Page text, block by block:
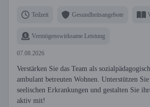
Teilzeit Gesundheitsangebote
Vermögenswirksame Leistung
07.08.2026
Verstärken Sie das Team als
ambulant betreuten Wohnen. Unterstützen
seelischen Erkrankungen und gestalten Sie
aktiv mit!